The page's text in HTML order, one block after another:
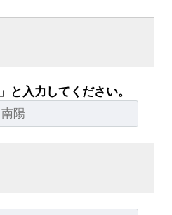
と入力してください。